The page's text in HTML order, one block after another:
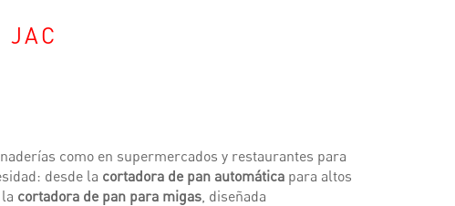
JAC
como en supermercados y restaurantes para
desde la cortadora de pan automática para altos
cortadora de pan para migas , diseñada